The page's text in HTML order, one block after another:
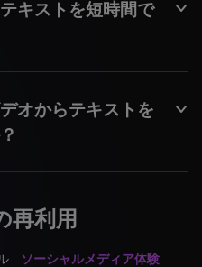
キストを短時間で
オからテキストを
再利用
ソーシャルメディア体験